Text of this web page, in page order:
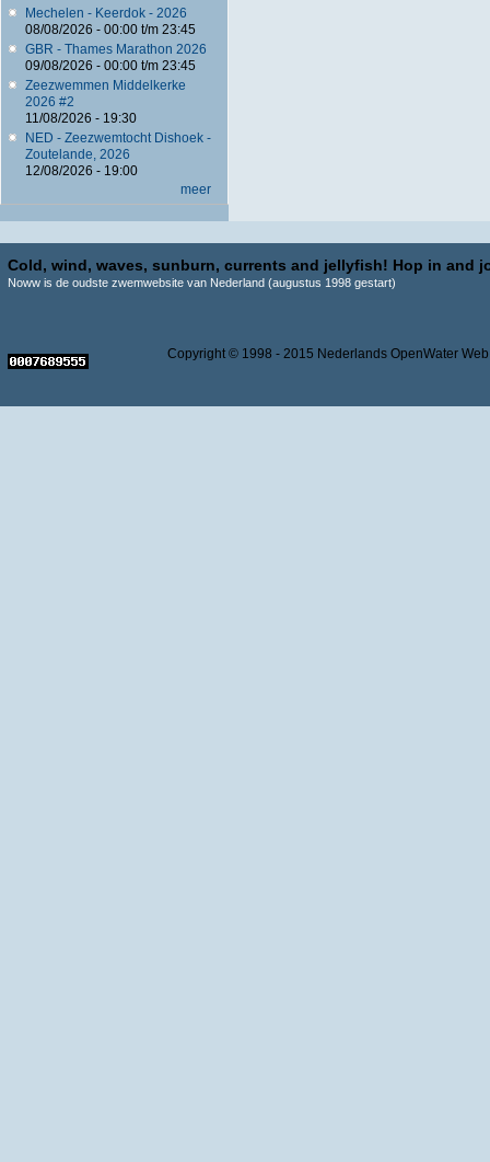
Mechelen - Keerdok - 2026
08/08/2026 - 00:00t/m 23:45
GBR - Thames Marathon 2026
09/08/2026 - 00:00t/m 23:45
Zeezwemmen Middelkerke
2026 #2
11/08/2026 - 19:30
NED - Zeezwemtocht Dishoek -
Zoutelande, 2026
12/08/2026 - 19:00
meer
Cold, wind, waves, sunburn, currents and jellyfish! Hop in and
Noww is de oudste zwemwebsite van Nederland (augustus 1998 gestart)
Copyright © 1998 - 2015 Nederlands OpenWater